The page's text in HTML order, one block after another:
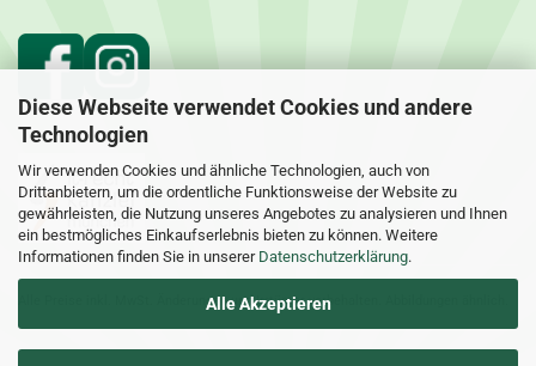
Diese Webseite verwendet Cookies und andere
Technologien
Wir verwenden Cookies und ähnliche Technologien, auch von
Drittanbietern, um die ordentliche Funktionsweise der Website zu
gewährleisten, die Nutzung unseres Angebotes zu analysieren und Ihnen
ein bestmögliches Einkaufserlebnis bieten zu können. Weitere
Informationen finden Sie in unserer Datenschutzerklärung.
Alle Akzeptieren
Alle Preise inkl. MwSt. Änderungen und Irrtümer vorbehalten. Abbildungen ähnlich.